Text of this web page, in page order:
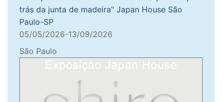
trás da junta de madeira" Japan House São
Paulo-SP
05/05/2026-13/09/2026
São Paulo